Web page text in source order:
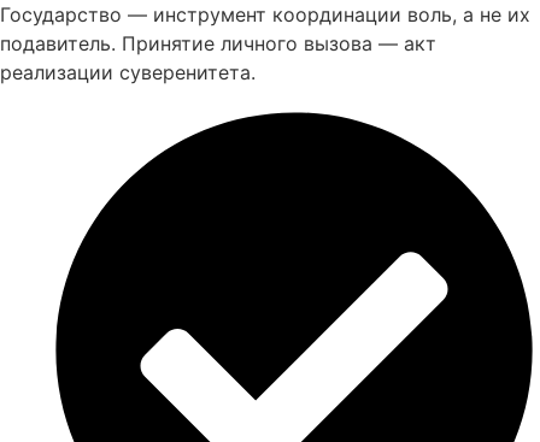
Государство — инструмент координации воль, а не их
подавитель. Принятие личного вызова — акт
реализации суверенитета.